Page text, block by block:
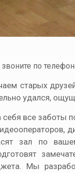
звоните по
старых
удался,
себя все
зал по
Мы